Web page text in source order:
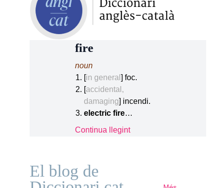
fire
noun
[in general ] foc.
[accidental,
damaging] incendi.
electric fire…
Continua llegint
El blog de